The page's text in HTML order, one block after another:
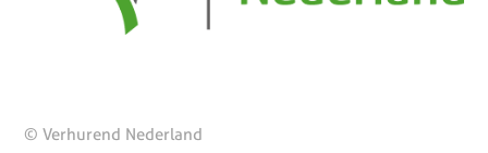
© Verhurend Nederland